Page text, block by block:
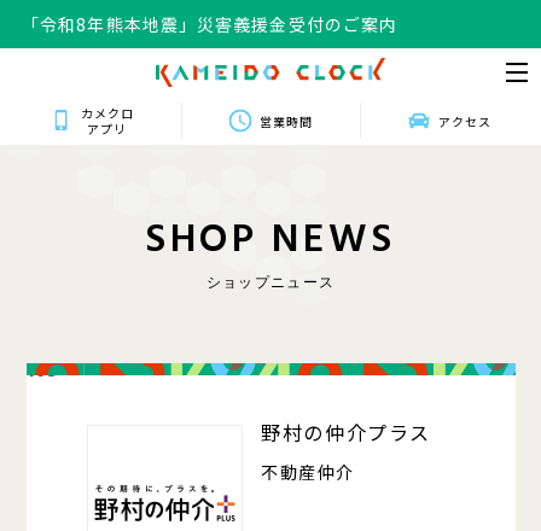
「令和8年熊本地震」災害義援金受付のご案内
カメクロ
アプリ
営業時間 アクセス
SHOP NEWS
ショップニュース
103
野村の仲介プラス
不動産仲介